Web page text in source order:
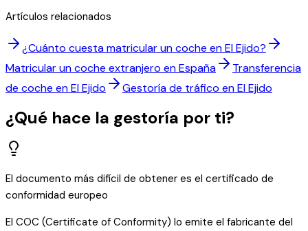
Artículos relacionados
¿Cuánto cuesta matricular un coche en El Ejido?
Matricular un coche extranjero en España
Transferencia
de coche en El Ejido
Gestoría de tráfico en El Ejido
¿Qué hace la gestoría por ti?
El documento más difícil de obtener es el certificado de
conformidad europeo
El COC (Certificate of Conformity) lo emite el fabricante del